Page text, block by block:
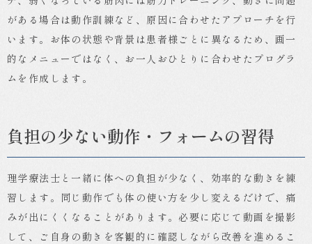
がある場合は動作訓練など、原因に合わせたアプローチを行
います。お体の状態や背景は患者様ごとに異なるため、画一
的なメニューではなく、お一人おひとりに合わせたプログラ
ムを作成します。
負担の少ない動作・フォームの習得
理学療法士と一緒に体への負担が少なく、効率的な動きを練
習します。同じ動作でも体の使い方を少し変えるだけで、痛
みが出にくくなることがあります。必要に応じて動画を撮影
して、ご自身の動きを客観的に確認しながら改善を進めるこ